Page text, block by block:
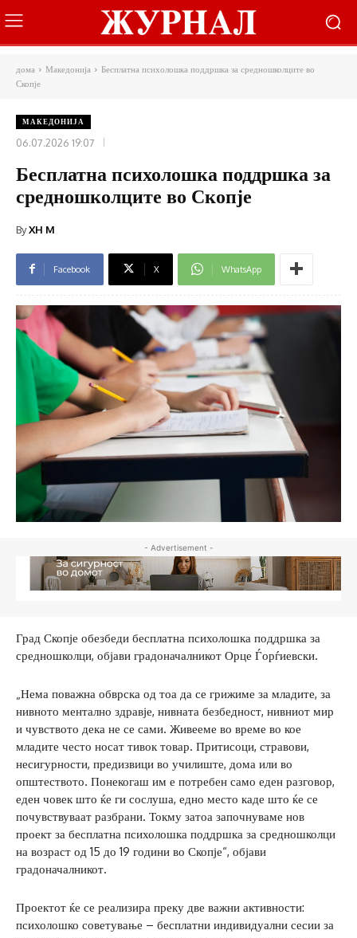
дома Македонија
Бесплатна психолошка поддршка за средношколците во
Скопје
МАКЕДОНИЈА
06.07.2026 19:07
Бесплатна психолошка поддршка за
средношколците во Скопје
ByXH M
Facebook X WhatsApp
- Advertisement -
Град Скопје обезбеди бесплатна психолошка поддршка за
средношколци, објави градоначалникот Орце Ѓорѓиевски.
„Нема поважна обврска од тоа да се грижиме за младите, за
нивното ментално здравје, нивната безбедност, нивниот мир
и чувството дека не се сами. Живееме во време во кое
младите често носат тивок товар. Притисоци, стравови,
несигурности, предизвици во училиште, дома или во
општеството. Понекогаш им е потребен само еден разговор,
еден човек што ќе ги сослуша, едно место каде што ќе се
почувствуваат разбрани. Токму затоа започнуваме нов
проект за бесплатна психолошка поддршка за средношколци
на возраст од 15 до 19 години во Скопје“, објави
градоначалникот.
Проектот ќе се реализира преку две важни активности:
психолошко советување – бесплатни индивидуални сесии за